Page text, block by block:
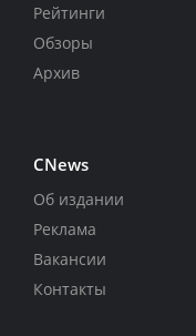
Рейтинги
Обзоры
Архив
CNews
Об издании
Реклама
Вакансии
Контакты